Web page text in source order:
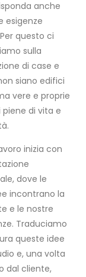
anche
esigenze
questo ci
sulla
di case e
siano edifici
vere e proprie
piene di vita e
inizia con
dove le
incontrano la
e le nostre
Traduciamo
queste idee
e, una volta
dal cliente,